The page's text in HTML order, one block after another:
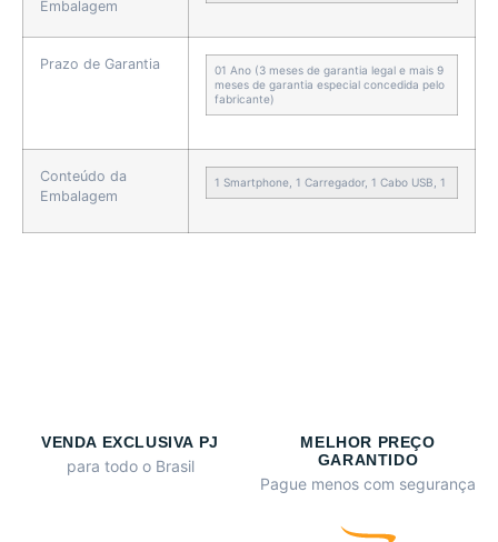
Embalagem
Prazo de Garantia
01 Ano (3 meses de garantia legal e mais 9
meses de garantia especial concedida pelo
fabricante)
Conteúdo da
Embalagem
1 Smartphone, 1 Carregador, 1 Cabo USB, 1
VENDA EXCLUSIVA PJ
para todo o Brasil
MELHOR PREÇO
GARANTIDO
Pague menos com segurança